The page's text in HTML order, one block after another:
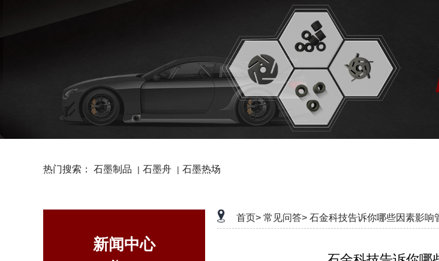
热门搜索： 石墨制品 | 石墨舟 | 石墨热场
新闻中心
首页> 常见问答> 石金科技告诉你哪些因素影响